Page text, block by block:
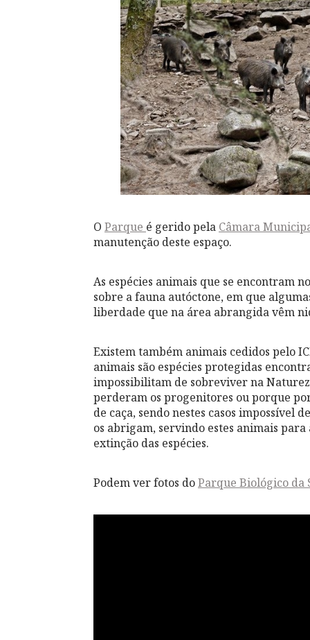
O Parque é gerido pela Câmara
manutenção deste espaço.
As espécies animais que se encontram
sobre a fauna autóctone, em que
liberdade que na área abrangida vêm
Existem também animais cedidos pelo
animais são espécies protegidas
impossibilitam de sobreviver na
perderam os progenitores ou porque
de caça, sendo nestes casos impossível
os abrigam, servindo estes animais
extinção das espécies.
Podem ver fotos doParque Biológico da